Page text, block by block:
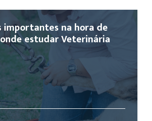
na hora de
estudar Veterinária